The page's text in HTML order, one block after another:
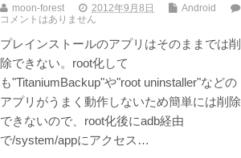
moon-forest 2012年9月8日
Android
コメントはありません
プレインストールのアプリはそのままでは削
除できない。root化して
も"TitaniumBackup"や"root uninstaller"などの
アプリがうまく動作しないため簡単には削除
できないので、root化後にadb経由
で/system/appにアクセス…